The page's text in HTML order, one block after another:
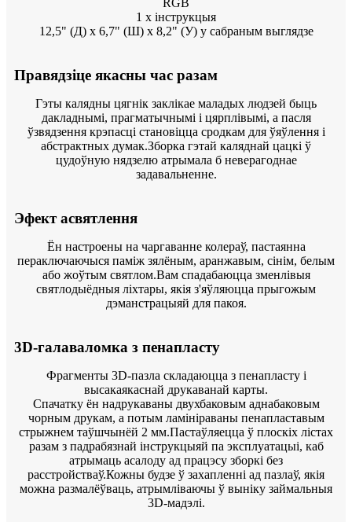
1 х інструкцыя
12,5" (Д) x 6,7" (Ш) x 8,2" (У) у сабраным выглядзе
Правядзіце якасны час разам
Гэты калядны цягнік заклікае маладых людзей быць
дакладнымі, прагматычнымі і цярплівымі, а пасля
ўзвядзення крэпасці становіцца сродкам для ўяўлення і
абстрактных думак.Зборка гэтай каляднай цацкі ў
цудоўную нядзелю атрымала б неверагоднае
задавальненне.
Эфект асвятлення
Ён настроены на чаргаванне колераў, пастаянна
пераключаючыся паміж зялёным, аранжавым, сінім, белым
або жоўтым святлом.Вам спадабаюцца зменлівыя
святлодыёдныя ліхтары, якія з'яўляюцца прыгожым
дэманстрацыяй для пакоя.
3D-галаваломка з пенапласту
Фрагменты 3D-пазла складаюцца з пенапласту і
высакаякаснай друкаванай карты.
Спачатку ён надрукаваны двухбаковым аднабаковым
чорным друкам, а потым ламініраваны пенапластавым
стрыжнем таўшчынёй 2 мм.Пастаўляецца ў плоскіх лістах
разам з падрабязнай інструкцыяй па эксплуатацыі, каб
атрымаць асалоду ад працэсу зборкі без
расстройстваў.Кожны будзе ў захапленні ад пазлаў, якія
можна размалёўваць, атрымліваючы ў выніку займальныя
3D-мадэлі.